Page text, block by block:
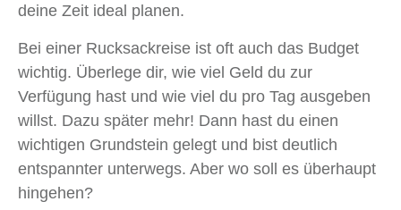
deine Zeit ideal planen.
Bei einer Rucksackreise ist oft auch das Budget
wichtig. Überlege dir, wie viel Geld du zur
Verfügung hast und wie viel du pro Tag ausgeben
willst. Dazu später mehr! Dann hast du einen
wichtigen Grundstein gelegt und bist deutlich
entspannter unterwegs. Aber wo soll es überhaupt
hingehen?